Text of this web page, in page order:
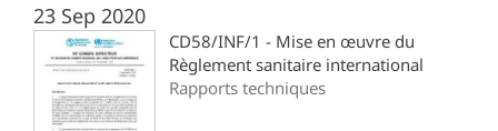
23 Sep 2020
CD58/INF/1 - Mise en œuvre du
Règlement sanitaire international
Rapports techniques